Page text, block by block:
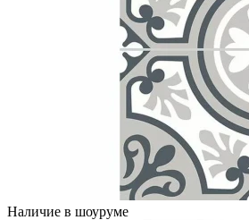
Наличие в шоуруме